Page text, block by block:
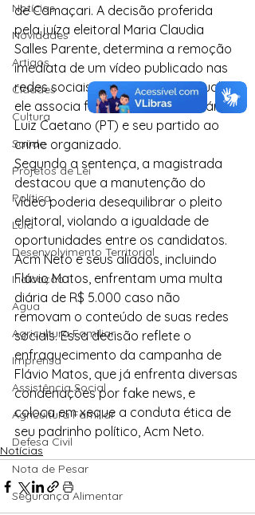
Notícias
Novidades
Artigos
Cidades
Cultura
Saúde
Projetos de Lei
Política
Lula
Desenvolvimento Territorial
Indicação
Água
Agricultura Familiar
Imprensa
Assistência Social
Agricultura Familiar
Defesa Civil
Nota de Pesar
Segurança Alimentar
de Camaçari. A decisão proferida
pela juíza eleitoral Maria Claudia
Salles Parente, determina a remoção
imediata de um vídeo publicado nas
redes sociais de Acm Neto, no qual
ele associa falsamente o adversário
Luiz Caetano (PT) e seu partido ao
crime organizado.
Segundo a sentença, a magistrada
destacou que a manutenção do
vídeo poderia desequilibrar o pleito
eleitoral, violando a igualdade de
oportunidades entre os candidatos.
Acm Neto e seus aliados, incluindo
Flávio Matos, enfrentam uma multa
diária de R$ 5.000 caso não
removam o conteúdo de suas redes
sociais. Essa decisão reflete o
enfraquecimento da campanha de
Flávio Matos, que já enfrenta diversas
condenações por fake news, e
coloca em xeque a conduta ética de
seu padrinho político, Acm Neto.
Notícias